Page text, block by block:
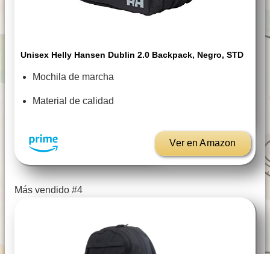
Unisex Helly Hansen Dublin 2.0 Backpack, Negro, STD
Mochila de marcha
Material de calidad
Ver en Amazon
Más vendido #4